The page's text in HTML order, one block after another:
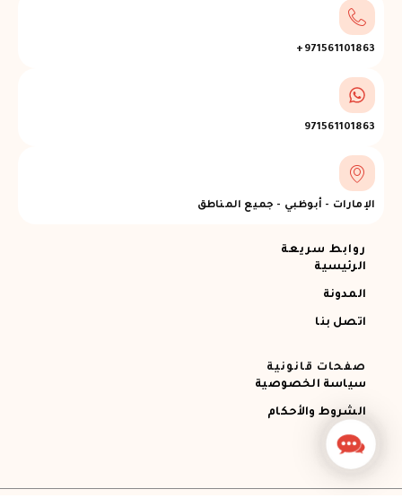
971561101863+
971561101863
الإمارات - أبوظبي - جميع المناطق
روابط سريعة
الرئيسية
المدونة
اتصل بنا
صفحات قانونية
سياسة الخصوصية
الشروط والأحكام
Contact
Us